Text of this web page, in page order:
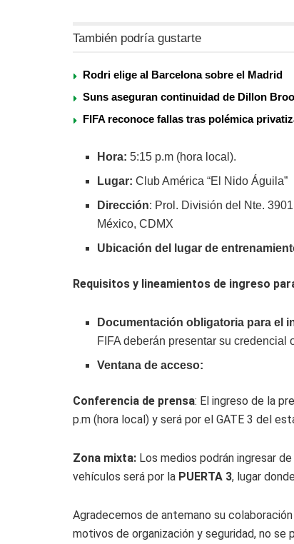
También podría gustarte
Rodri elige al Barcelona sobre el Madrid
Suns aseguran continuidad de Dillon
FIFA reconoce fallas tras polémica
Hora: 5:15 p.m (hora local).
Lugar:Club América “El Nido Águila”
Dirección: Prol. División del Nte.
México, CDMX
Ubicación del lugar de
Requisitos y lineamientos de ingreso
Documentación obligatoria para el
FIFA deberán presentar su credencial
Ventana de acceso:
Conferencia de prensa: El ingreso de la
p.m (hora local) y será por el GATE 3 del
Zona mixta: Los medios podrán ingresar
vehículos será por la PUERTA 3, lugar
Agradecemos de antemano su
motivos de organización y seguridad, no